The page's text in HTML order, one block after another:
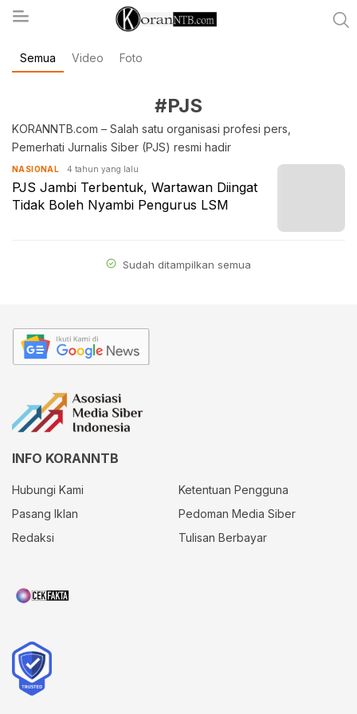
koranntb.com
Semua Video Foto
#PJS
KORANNTB.com – Salah satu organisasi profesi pers,
Pemerhati Jurnalis Siber (PJS) resmi hadir
NASIONAL 4 tahun yang lalu
PJS Jambi Terbentuk, Wartawan Diingat
Tidak Boleh Nyambi Pengurus LSM
Sudah ditampilkan semua
INFO KORANNTB
Hubungi Kami
Ketentuan Pengguna
Pasang Iklan
Pedoman Media Siber
Redaksi
Tulisan Berbayar